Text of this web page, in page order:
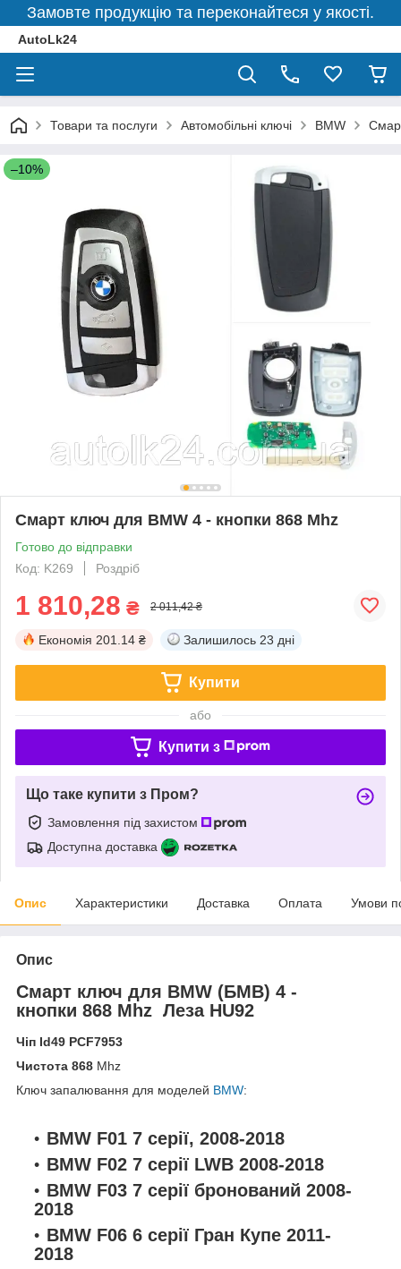
Замовте продукцію та переконайтеся у якості.
AutoLk24
Товари та послуги Автомобільні ключі BMW
–10%
Смарт ключ для BMW 4 - кнопки 868 Mhz
Готово до відправки
Код: K269
Роздріб
1 810,28 ₴ 2 011,42 ₴
Економія 201.14 ₴ Залишилось 23 дні
Купити
або
Купити з
Що таке купити з Пром?
Замовлення під захистом
Доступна доставка
Опис Характеристики Доставка Оплата Умови
Опис
Смарт ключ для BMW (БМВ) 4 -
кнопки 868 Mhz Леза HU92
Чіп Id49 PCF7953
Чистота 868 Mhz
Ключ запалювання для моделей BMW:
BMW F01 7 серії, 2008-2018
BMW F02 7 серії LWB 2008-2018
BMW F03 7 серії бронований 2008-
2018
BMW F06 6 серії Гран Купе 2011-
2018